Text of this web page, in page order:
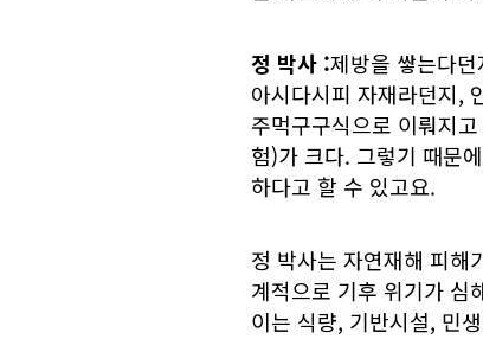
정 박사 :제방을 쌓는다
아시다시피 자재라던지,
주먹구구식으로 이뤄지
험)가 크다. 그렇기 때문
하다고 할 수 있고요.
정 박사는 자연재해 피해
계적으로 기후 위기가 심
이는 식량, 기반시설, 민